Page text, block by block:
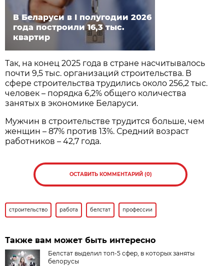
В Беларуси в I полугодии 2026
года построили 16,3 тыс.
квартир
Так, на конец 2025 года в стране насчитывалось
почти 9,5 тыс. организаций строительства. В
сфере строительства трудились около 256,2 тыс.
человек – порядка 6,2% общего количества
занятых в экономике Беларуси.
Мужчин в строительстве трудится больше, чем
женщин – 87% против 13%. Средний возраст
работников – 42,7 года.
ОСТАВИТЬ КОММЕНТАРИЙ (0)
строительство работа белстат профессии
Также вам может быть интересно
Белстат выделил топ-5 сфер, в которых заняты
белорусы